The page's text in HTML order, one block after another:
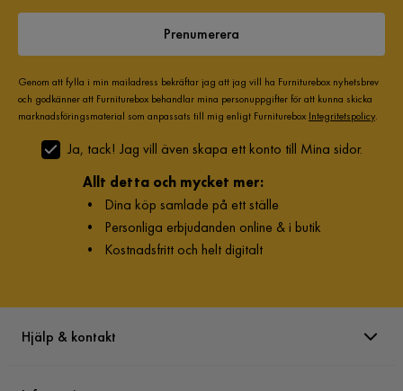
Prenumerera
Genom att fylla i min mailadress bekräftar jag att jag vill ha Furniturebox nyhetsbrev
och godkänner att Furniturebox behandlar mina personuppgifter för att kunna skicka
marknadsföringsmaterial som anpassats till mig enligt Furniturebox Integritetspolicy.
Ja, tack! Jag vill även skapa ett konto till Mina sidor.
Allt detta och mycket mer:
• Dina köp samlade på ett ställe
• Personliga erbjudanden online & i butik
• Kostnadsfritt och helt digitalt
Hjälp & kontakt